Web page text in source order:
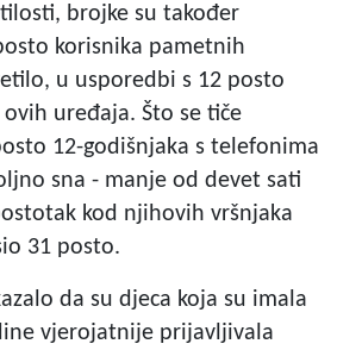
brojke su također
korisnika pametnih
u usporedbi s 12 posto
uređaja. Što se tiče
12-godišnjaka s telefonima
sna - manje od devet sati
kod njihovih vršnjaka
31 posto.
da su djeca koja su imala
vjerojatnije prijavljivala